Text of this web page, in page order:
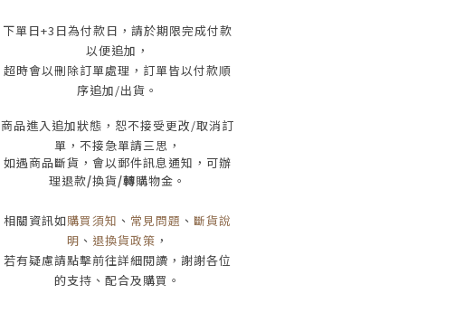
下單日+3 日為付款日，請於期限完成付款
以便追加，
超時會以刪除訂單處理，訂單皆以付款順
序追加/出貨 。
商品進入追加狀態，恕不接受更改/取消訂
單， 不接急單請三思 ，
如遇商品斷貨，會以郵件訊息通知，可辦
理退款/換貨/轉購物金。
相關資訊如購買須知 、 常見問題 、 斷貨說
明 、 退換貨政策 ，
若有疑慮請點擊前往詳細閱讀，謝謝各位
的支持、配合及購買 。